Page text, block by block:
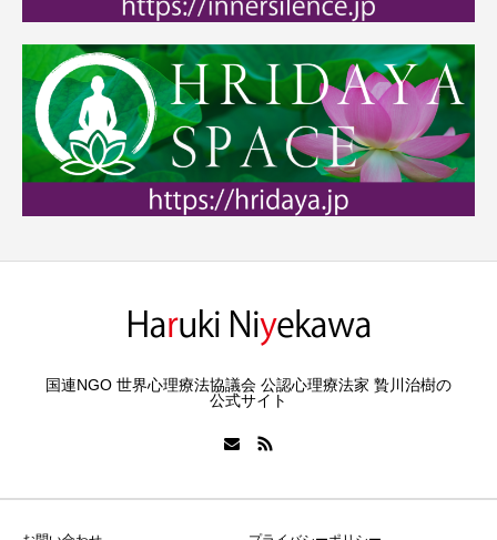
国連NGO 世界心理療法協議会 公認心理療法家 贄川治樹の
公式サイト